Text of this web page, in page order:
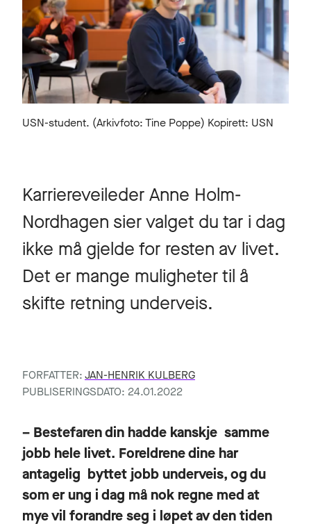
USN-student. (Arkivfoto: Tine Poppe) Kopirett: USN
Karriereveileder Anne Holm-
Nordhagen sier valget du tar i dag
ikke må gjelde for resten av livet.
Det er mange muligheter til å
skifte retning underveis.
FORFATTER:JAN-HENRIK KULBERG
PUBLISERINGSDATO: 24.01.2022
– Bestefaren din hadde kanskje samme
jobb hele livet. Foreldrene dine har
antagelig byttet jobb underveis, og du
som er ung i dag må nok regne med at
mye vil forandre seg i løpet av den tiden